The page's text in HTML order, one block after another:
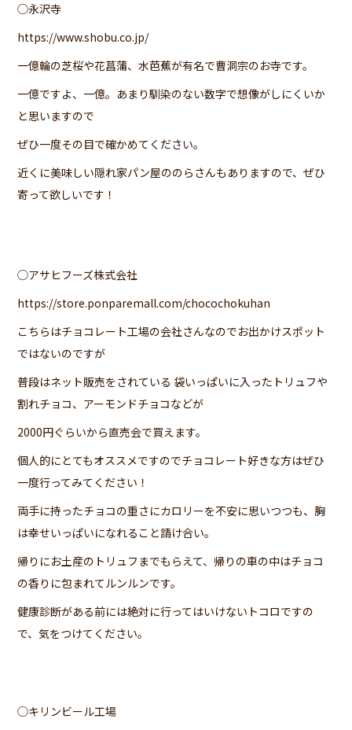
◯永沢寺
https://www.shobu.co.jp/
一億輪の芝桜や花菖蒲、水芭蕉が有名で曹洞宗のお寺です。
一億ですよ、一億。あまり馴染のない数字で想像がしにくいか
と思いますので
ぜひ一度その目で確かめてください。
近くに美味しい隠れ家パン屋ののらさんもありますので、ぜひ
寄って欲しいです！
◯アサヒフーズ株式会社
https://store.ponparemall.com/chocochokuhan
こちらはチョコレート工場の会社さんなのでお出かけスポット
ではないのですが
普段はネット販売をされている 袋いっぱいに入ったトリュフや
割れチョコ、アーモンドチョコなどが
2000円ぐらいから直売会で買えます。
個人的にとてもオススメですのでチョコレート好きな方はぜひ
一度行ってみてください！
両手に持ったチョコの重さにカロリーを不安に思いつつも、胸
は幸せいっぱいになれること請け合い。
帰りにお土産のトリュフまでもらえて、帰りの車の中はチョコ
の香りに包まれてルンルンです。
健康診断がある前には絶対に行ってはいけないトコロですの
で、気をつけてください。
◯キリンビール工場